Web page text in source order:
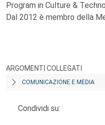
Program in Culture &
Dal 2012 è membro della
ARGOMENTI COLLEGATI
COMUNICAZIONE E MEDIA
Condividi su: